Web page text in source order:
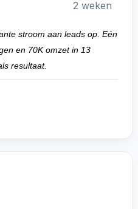
2 weken
stroom aan leads op. Eén
en 70K omzet in 13
resultaat.